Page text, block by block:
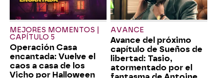
MEJORES MOMENTOS |
CAPÍTULO 5
Operación Casa
encantada: Vuelve el
caos a casa de los
Vicho por Halloween
AVANCE
Avance del próximo
capítulo de Sueños de
libertad: Tasio,
atormentado por el